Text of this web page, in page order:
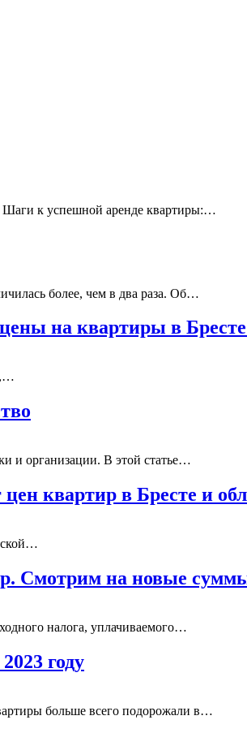
Шаги к успешной аренде квартиры:…
более, чем в два раза. Об…
на квартиры в
и организации. В этой статье…
квартир в Бресте и
Смотрим на новые
налога, уплачиваемого…
году
больше всего подорожали в…